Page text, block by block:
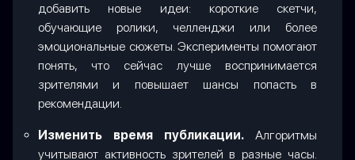
добавить новые идеи: короткие скетчи,
обучающие ролики, челленджи или более
эмоциональные сюжеты. Эксперименты помогают
понять, что сейчас лучше воспринимается
зрителями и повышает шансы попасть в
рекомендации.
Изменить время публикации. Алгоритмы
учитывают активность зрителей в разные часы.